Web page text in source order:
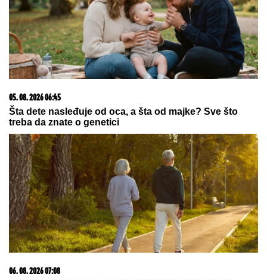
DETONACIJA NA MALOM
KALEMEGDANU!"Delije" u transu -
Zvezda dovela igrača Real Madrida!
PUCALI U TEBE"Brutalno
oglašavanje Jovane Jeremić 5 dana
nakon veridbe Dragana Stankovića:
"Znali su šta rade"